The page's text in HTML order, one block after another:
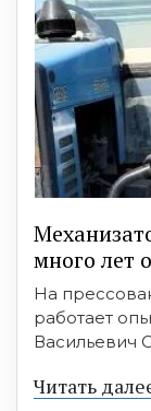
много лет
На
работает
Васильевич
Читать